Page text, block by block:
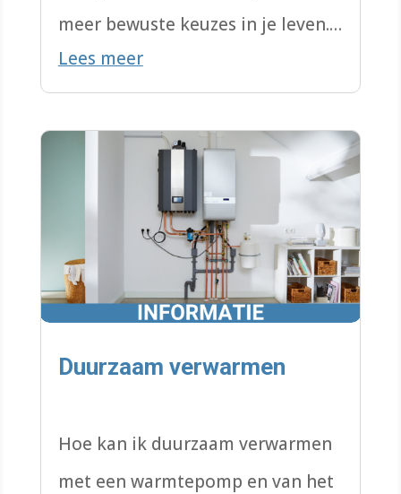
meer bewuste keuzes in je leven.
Want ook jij kan impact maken!
Lees meer
Duurzaam verwarmen
Hoe kan ik duurzaam verwarmen
met een warmtepomp en van het